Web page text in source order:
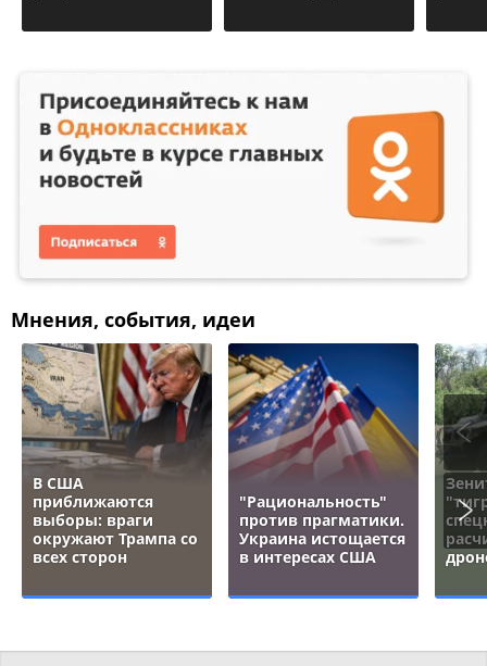
Мнения, события, идеи
В США
приближаются
выборы: враги
окружают Трампа со
всех сторон
"Рациональность"
против прагматики.
Украина истощается
в интересах США